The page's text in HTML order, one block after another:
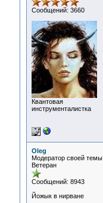
Сообщений: 3660
Квантовая
инструменталистка
Oleg
Модератор своей темы
Ветеран
Сообщений: 8943
Йожык в нирване